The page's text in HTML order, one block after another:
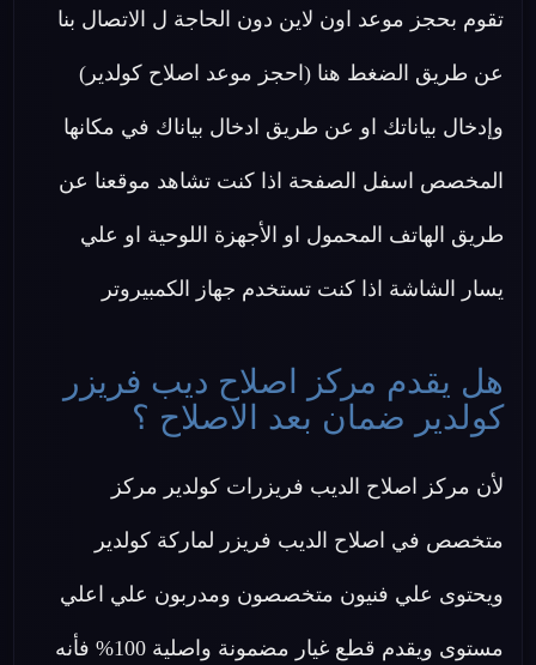
تقوم بحجز موعد اون لاين دون الحاجة ل الاتصال بنا
عن طريق الضغط هنا (احجز موعد اصلاح كولدير)
وإدخال بياناتك او عن طريق ادخال بياناك في مكانها
المخصص اسفل الصفحة اذا كنت تشاهد موقعنا عن
طريق الهاتف المحمول او الأجهزة اللوحية او علي
يسار الشاشة اذا كنت تستخدم جهاز الكمبيروتر
هل يقدم مركز اصلاح ديب فريزر
كولدير ضمان بعد الاصلاح ؟
لأن مركز اصلاح الديب فريزرات كولدير مركز
متخصص في اصلاح الديب فريزر لماركة كولدير
ويحتوى علي فنيون متخصصون ومدربون علي اعلي
مستوى ويقدم قطع غيار مضمونة واصلية 100% فأنه